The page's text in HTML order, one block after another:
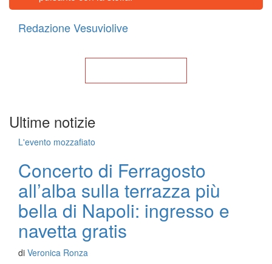
Redazione Vesuviolive
Ultime notizie
L'evento mozzafiato
Concerto di Ferragosto
all’alba sulla terrazza più
bella di Napoli: ingresso e
navetta gratis
di Veronica Ronza